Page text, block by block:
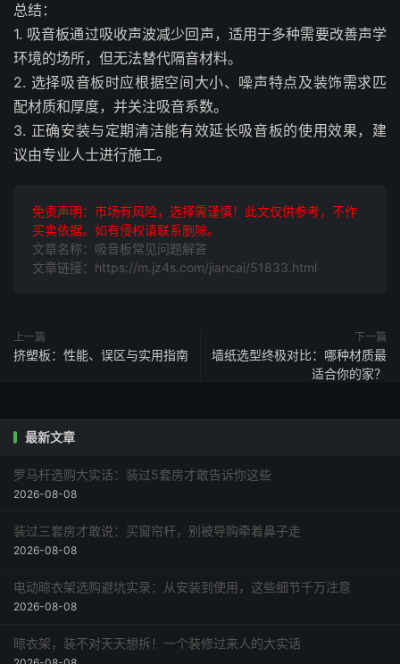
总结：
1. 吸音板通过吸收声波减少回声，适用于多种需要改善声学
环境的场所，但无法替代隔音材料。
2. 选择吸音板时应根据空间大小、噪声特点及装饰需求匹
配材质和厚度，并关注吸音系数。
3. 正确安装与定期清洁能有效延长吸音板的使用效果，建
议由专业人士进行施工。
免责声明：市场有风险，选择需谨慎！此文仅供参考，不作
买卖依据。如有侵权请联系删除。
文章名称：吸音板常见问题解答
文章链接：https://m.jz4s.com/jiancai/51833.html
上一篇
挤塑板：性能、误区与实用指南
下一篇
墙纸选型终极对比：哪种材质最
适合你的家？
最新文章
罗马杆选购大实话：装过5套房才敢告诉你这些
2026-08-08
装过三套房才敢说：买窗帘杆，别被导购牵着鼻子走
2026-08-08
电动晾衣架选购避坑实录：从安装到使用，这些细节千万注意
2026-08-08
晾衣架，装不对天天想拆！一个装修过来人的大实话